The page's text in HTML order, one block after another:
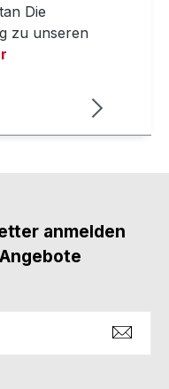
Die
zu unseren
anmelden